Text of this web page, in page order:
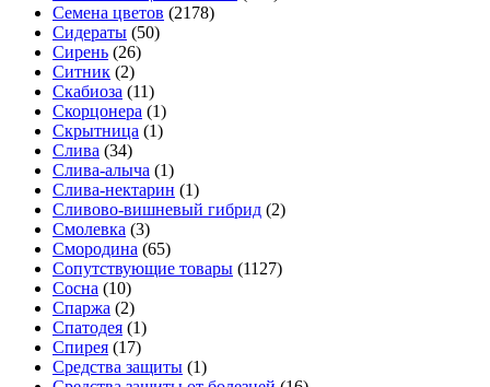
Семена цветов (2178)
Сидераты (50)
Сирень (26)
Ситник (2)
Скабиоза (11)
Скорцонера (1)
Скрытница (1)
Слива (34)
Слива-алыча (1)
Слива-нектарин (1)
Сливово-вишневый гибрид (2)
Смолевка (3)
Смородина (65)
Сопутствующие товары (1127)
Сосна (10)
Спаржа (2)
Спатодея (1)
Спирея (17)
Средства защиты (1)